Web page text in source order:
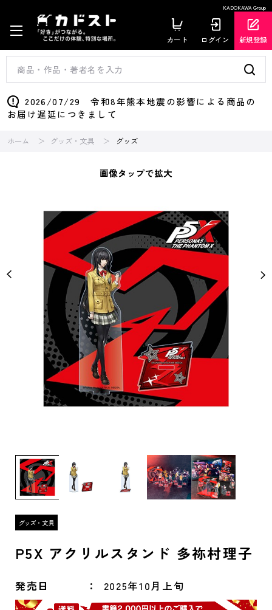
KADOKAWA Group
カート ログイン 新規登録
2026/07/29 令和8年熊本地震の影響による商品の
お届け遅延につきまして
ホーム グッズ・文具 グッズ
画像タップで拡大
P5X アクリルスタンド 多祢村理子
発売日 2025年10月上旬